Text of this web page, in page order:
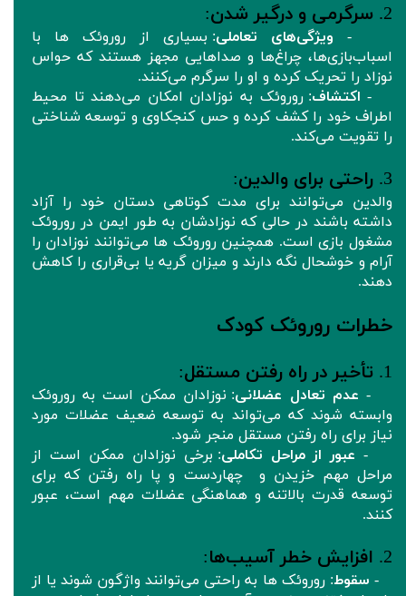
2. سرگرمی و درگیر شدن:
- ویژگی‌های تعاملی: بسیاری از روروئک‌ ها با
اسباب‌بازی‌ها، چراغ‌ها و صداهایی مجهز هستند که حواس
نوزاد را تحریک کرده و او را سرگرم می‌کنند.
- اکتشاف: روروئک‌ به نوزادان امکان می‌دهند تا محیط
اطراف خود را کشف کرده و حس کنجکاوی و توسعه شناختی
را تقویت می‌کند.
3. راحتی برای والدین:
والدین می‌توانند برای مدت کوتاهی دستان خود را آزاد
داشته باشند در حالی که نوزادشان به طور ایمن در روروئک‌
مشغول بازی است. همچنین روروئک‌ ها می‌توانند نوزادان را
آرام و خوشحال نگه دارند و میزان گریه یا بی‌قراری را کاهش
دهند.
خطرات روروئک‌ کودک
1. تأخیر در راه رفتن مستقل:
- عدم تعادل عضلانی: نوزادان ممکن است به روروئک‌
وابسته شوند که می‌تواند به توسعه ضعیف عضلات مورد
نیاز برای راه رفتن مستقل منجر شود.
- عبور از مراحل تکاملی: برخی نوزادان ممکن است از
مراحل مهم خزیدن و چهاردست و پا راه رفتن که برای
توسعه قدرت بالاتنه و هماهنگی عضلات مهم است، عبور
کنند.
2. افزایش خطر آسیب‌ها:
- سقوط: روروئک‌ ها به راحتی می‌توانند واژگون شوند یا از